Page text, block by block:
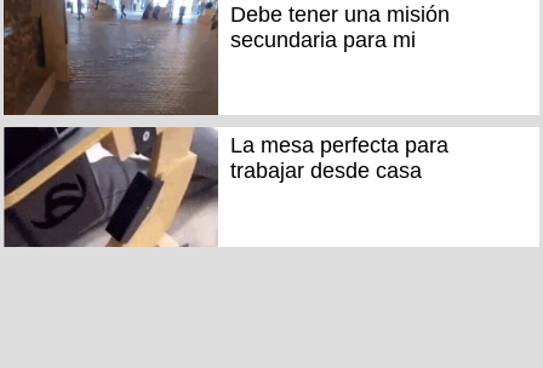
Debe tener una misión
secundaria para mi
La mesa perfecta para
trabajar desde casa